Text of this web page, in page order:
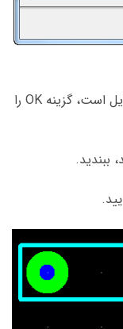
در صفحه بعد که مربوط به تنظیمات ابعاد فایل است، گزینه OK را